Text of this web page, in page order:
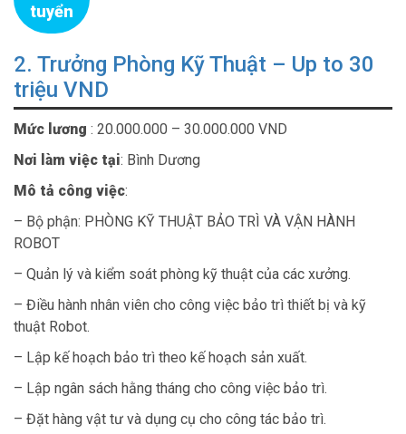
tuyển
2. Trưởng Phòng Kỹ Thuật – Up to 30
triệu VND
Mức lương : 20.000.000 – 30.000.000 VND
Nơi làm việc tại: Bình Dương
Mô tả công việc:
– Bộ phận: PHÒNG KỸ THUẬT BẢO TRÌ VÀ VẬN HÀNH
ROBOT
– Quản lý và kiểm soát phòng kỹ thuật của các xưởng.
– Điều hành nhân viên cho công việc bảo trì thiết bị và kỹ
thuật Robot.
– Lập kế hoạch bảo trì theo kế hoạch sản xuất.
– Lập ngân sách hằng tháng cho công việc bảo trì.
– Đặt hàng vật tư và dụng cụ cho công tác bảo trì.